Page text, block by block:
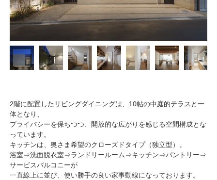
2階に配置したリビングダイニングは、10帖の中庭的テラスと一
体となり、
プライバシーを保ちつつ、開放的な広がりを感じる空間構成とな
っています。
キッチンは、奥さま希望のクローズドタイプ（独立型）。
浴室⇒洗面脱衣室⇒ランドリールーム⇒キッチン⇒パントリー⇒
サービスバルコニーが
一直線上に並び、使い勝手の良い家事動線になっております。